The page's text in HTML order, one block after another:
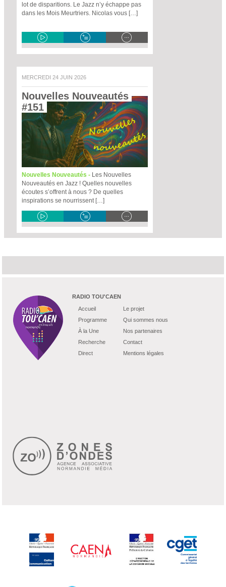
lot de disparitions. Le Jazz n’y échappe pas
dans les Mois Meurtriers. Nicolas vous […]
MERCREDI 24 JUIN 2026
Nouvelles Nouveautés
#151
Nouvelles Nouveautés - Les Nouvelles
Nouveautés en Jazz ! Quelles nouvelles
écoutes s’offrent à nous ? De quelles
inspirations se nourrissent […]
RADIO TOU'CAEN
Accueil
Programme
À la Une
Recherche
Direct
Le projet
Qui sommes nous
Nos partenaires
Contact
Mentions légales